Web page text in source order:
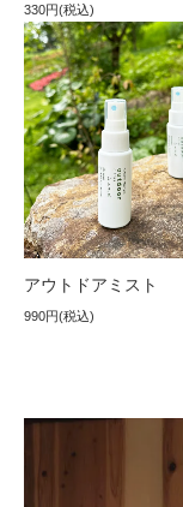
330円(税込)
アウトドアミスト
990円(税込)